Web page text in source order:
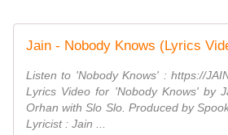
Jain - Nobody Knows (Lyrics
Listen to 'Nobody Knows' : https://
Lyrics Video for 'Nobody Knows' by
Orhan with Slo Slo. Produced by
Lyricist : Jain ...